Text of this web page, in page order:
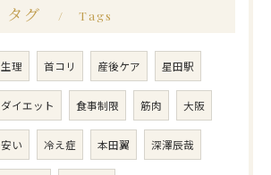
タグ Tags
生理 首コリ 産後ケア 星田駅
ダイエット 食事制限 筋肉 大阪
安い 冷え症 本田翼 深澤辰哉